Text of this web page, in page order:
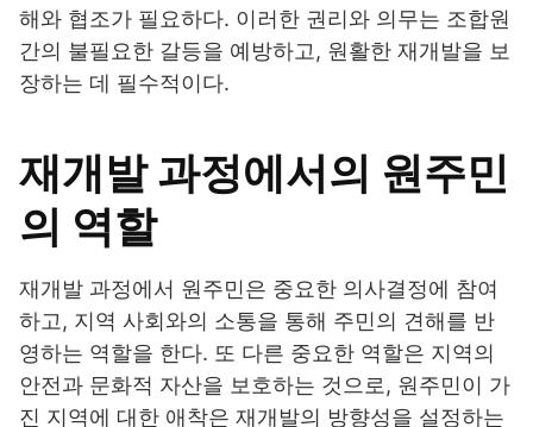
해와 협조가 필요하다. 이러한 권리와 의무는 조합원
간의 불필요한 갈등을 예방하고, 원활한 재개발을 보
장하는 데 필수적이다.
재개발 과정에서의 원주민
의 역할
재개발 과정에서 원주민은 중요한 의사결정에 참여
하고, 지역 사회와의 소통을 통해 주민의 견해를 반
영하는 역할을 한다. 또 다른 중요한 역할은 지역의
안전과 문화적 자산을 보호하는 것으로, 원주민이 가
진 지역에 대한 애착은 재개발의 방향성을 설정하는